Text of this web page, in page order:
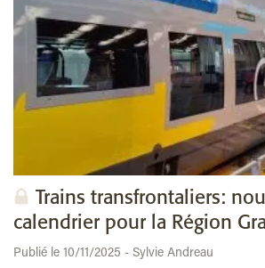
Trains transfrontaliers:
calendrier pour la Région
Publié le 10/11/2025 - Sylvie Andreau